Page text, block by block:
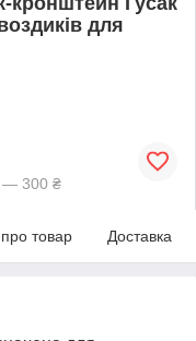
для
— 300 ₴
про товар Доставка